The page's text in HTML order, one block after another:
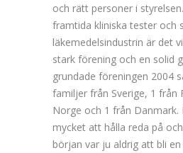
och rätt personer i
framtida kliniska tester och
läkemedelsindustrin är det
stark förening och en solid
grundade föreningen 2004
familjer från Sverige, 1 från
Norge och 1 från Danmark.
mycket att hålla reda på
början var ju aldrig att bli